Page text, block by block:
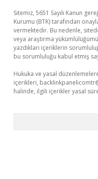
Sitemiz, 5651 Sayılı Kanun
Kurumu (BTK) tarafından
vermektedir. Bu nedenle,
veya araştırma
yazdıkları içeriklerin
bu sorumluluğu kabul etmiş
Hukuka ve yasal
içerikleri,
halinde, ilgili içerikler yasal